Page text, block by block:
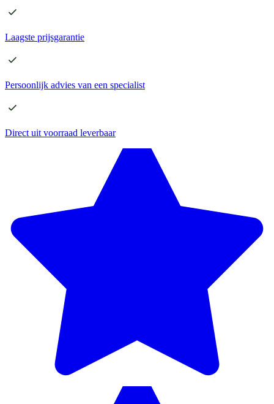
Laagste prijsgarantie
Persoonlijk advies van een specialist
Direct uit voorraad leverbaar